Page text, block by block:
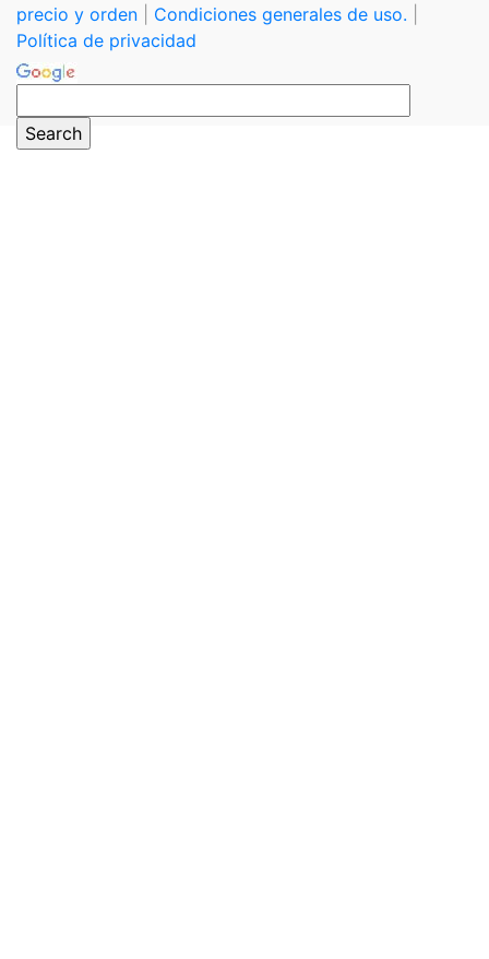
precio y orden
Condiciones generales de uso.
Política de privacidad